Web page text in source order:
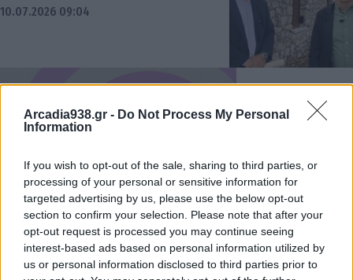
Arcadia938.gr - Do Not Process My Personal
Information
If you wish to opt-out of the sale, sharing to third parties, or
processing of your personal or sensitive information for
targeted advertising by us, please use the below opt-out
section to confirm your selection. Please note that after your
opt-out request is processed you may continue seeing
interest-based ads based on personal information utilized by
us or personal information disclosed to third parties prior to
10.07.2026 09:04
Παραιτήθηκε ο Σωκράτης